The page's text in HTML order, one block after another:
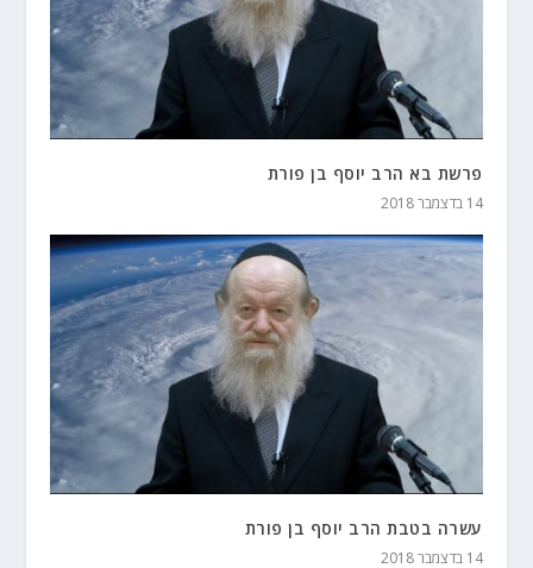
פרשת בא הרב יוסף בן פורת
14 בדצמבר 2018
עשרה בטבת הרב יוסף בן פורת
14 בדצמבר 2018